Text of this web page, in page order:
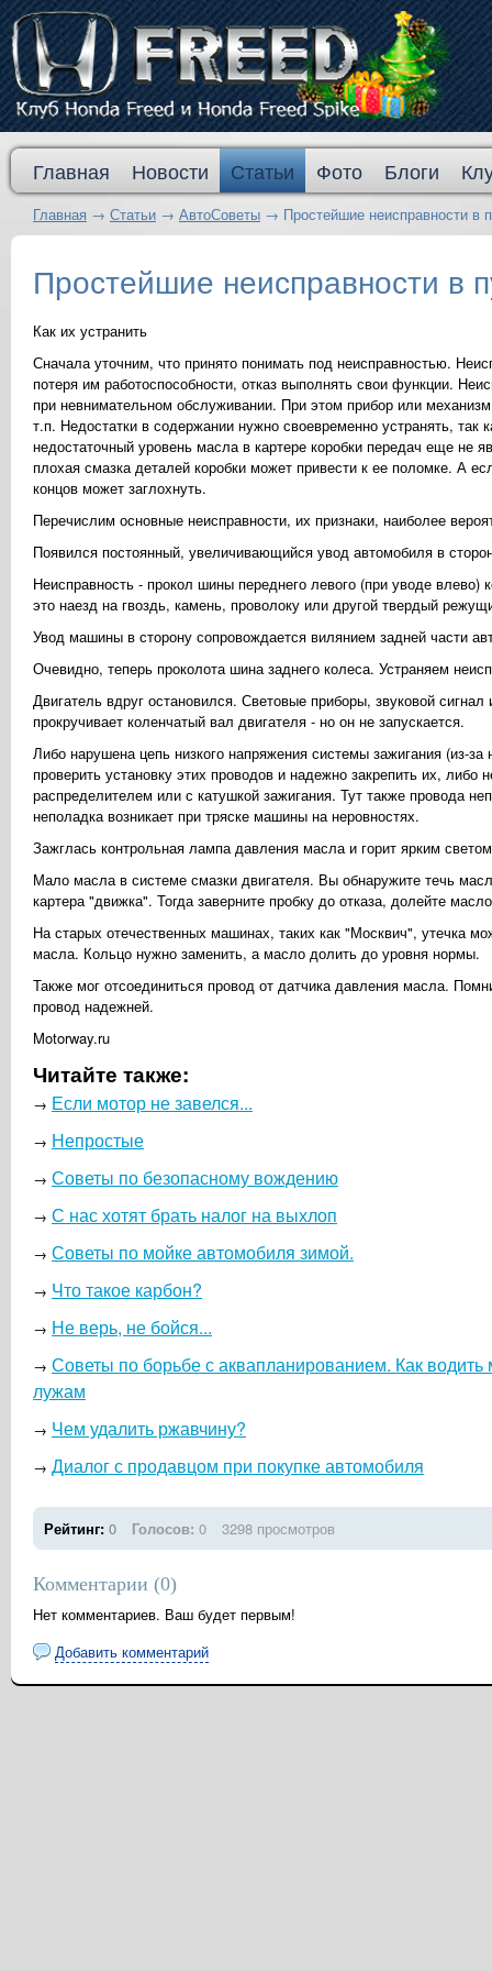
Главная Новости Статьи Фото Блоги
Главная → Статьи → АвтоСоветы → Простейшие неисправности в
Простейшие неисправности в
Как их устранить
Сначала уточним, что принято понимать под неисправностью.
потеря им работоспособности, отказ выполнять свои функции.
при невнимательном обслуживании. При этом прибор или
т.п. Недостатки в содержании нужно своевременно устранять,
недостаточный уровень масла в картере коробки передач еще не
плохая смазка деталей коробки может привести к ее поломке. А
концов может заглохнуть.
Перечислим основные неисправности, их признаки, наиболее
Появился постоянный, увеличивающийся увод автомобиля в
Неисправность - прокол шины переднего левого (при уводе влево)
это наезд на гвоздь, камень, проволоку или другой твердый
Увод машины в сторону сопровождается вилянием задней части
Очевидно, теперь проколота шина заднего колеса. Устраняем
Двигатель вдруг остановился. Световые приборы, звуковой
прокручивает коленчатый вал двигателя - но он не запускается.
Либо нарушена цепь низкого напряжения системы зажигания (из-
проверить установку этих проводов и надежно закрепить их, либо
распределителем или с катушкой зажигания. Тут также провода
неполадка возникает при тряске машины на неровностях.
Зажглась контрольная лампа давления масла и горит ярким
Мало масла в системе смазки двигателя. Вы обнаружите течь
картера "движка". Тогда заверните пробку до отказа, долейте
На старых отечественных машинах, таких как "Москвич", утечка
масла. Кольцо нужно заменить, а масло долить до уровня нормы.
Также мог отсоединиться провод от датчика давления масла.
провод надежней.
Motorway.ru
Читайте также:
→ Если мотор не завелся...
→ Непростые
→ Советы по безопасному вождению
→ С нас хотят брать налог на выхлоп
→ Советы по мойке автомобиля зимой.
→ Что такое карбон?
→ Не верь, не бойся...
→ Советы по борьбе с аквапланированием. Как
лужам
→ Чем удалить ржавчину?
→ Диалог с продавцом при покупке автомобиля
Рейтинг: 0 Голосов: 0 3298 просмотров
Комментарии (0)
Нет комментариев. Ваш будет первым!
Добавить комментарий